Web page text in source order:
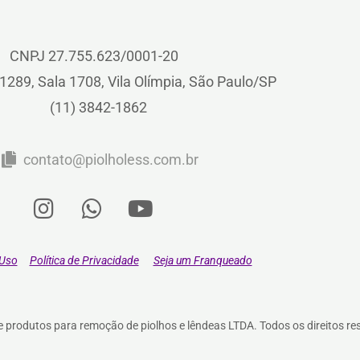
CNPJ 27.755.623/0001-20
Sala 1708, Vila Olímpia, São Paulo/SP
(11) 3842-1862
contato@piolholess.com.br
Política de Privacidade Seja um Franqueado
para remoção de piolhos e lêndeas LTDA. Todos os direitos